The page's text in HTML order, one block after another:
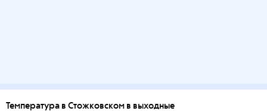
Температура в Стожковском в выходные